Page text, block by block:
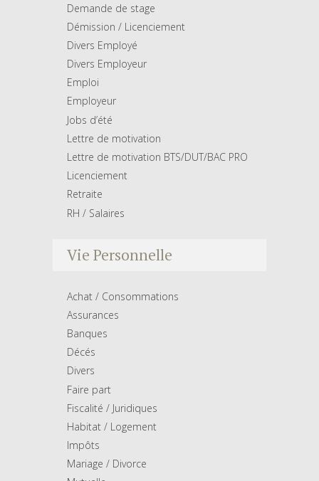
Demande de stage
Démission / Licenciement
Divers Employé
Divers Employeur
Emploi
Employeur
Jobs d’été
Lettre de motivation
Lettre de motivation BTS/DUT/BAC PRO
Licenciement
Retraite
RH / Salaires
Vie Personnelle
Achat / Consommations
Assurances
Banques
Décés
Divers
Faire part
Fiscalité / Juridiques
Habitat / Logement
Impôts
Mariage / Divorce